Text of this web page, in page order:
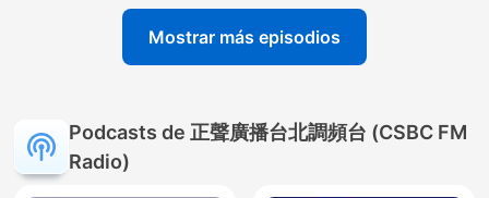
Mostrar más episodios
Podcasts de 正聲廣播台北調頻台 (CSBC FM
Radio)